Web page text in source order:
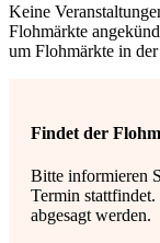
Keine
Flohmärkte
um Flohmärkte in
Findet der
Bitte informieren
Termin
abgesagt werden.